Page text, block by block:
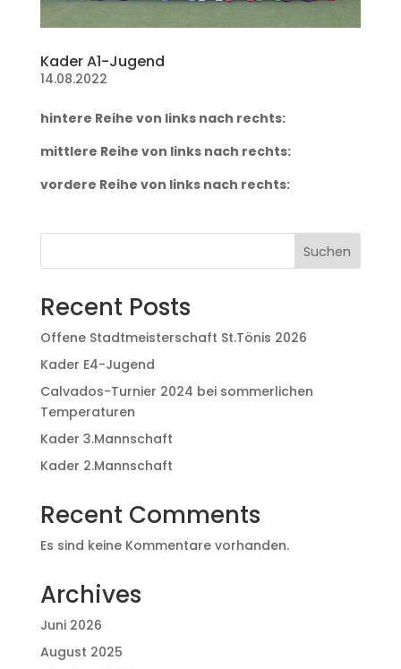
Kader A1-Jugend
14.08.2022
hintere Reihe von links nach rechts:
mittlere Reihe von links nach rechts:
vordere Reihe von links nach rechts:
Suchen
Recent Posts
Offene Stadtmeisterschaft St.Tönis 2026
Kader E4-Jugend
Calvados-Turnier 2024 bei sommerlichen
Temperaturen
Kader 3.Mannschaft
Kader 2.Mannschaft
Recent Comments
Es sind keine Kommentare vorhanden.
Archives
Juni 2026
August 2025